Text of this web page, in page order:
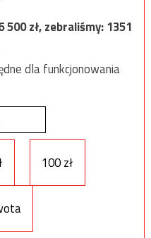
500zł, zebraliśmy:1351
dla funkcjonowania
100 zł